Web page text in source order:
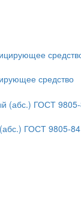
средство
ГОСТ 9805-84